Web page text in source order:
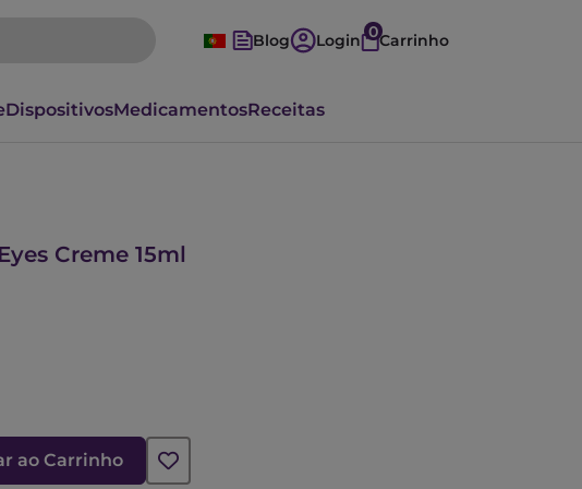
Blog Login 0Carrinho
DispositivosMedicamentosReceitas
Creme 15ml
ao Carrinho